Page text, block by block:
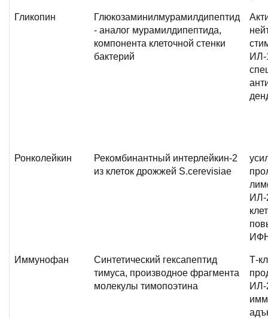
Гликопин
Глюкозаминилмурамилдипептид
- аналог мурамилдипептида,
компонента клеточной стенки
бактерий
Ронколейкин
Рекомбинантный интерлейкин-2
из клеток дрожжей S.сerevisiae
ИЛ-
Иммунофан
Синтетический гексапептид
тимуса, производное фрагмента
молекулы тимопоэтина
Т-